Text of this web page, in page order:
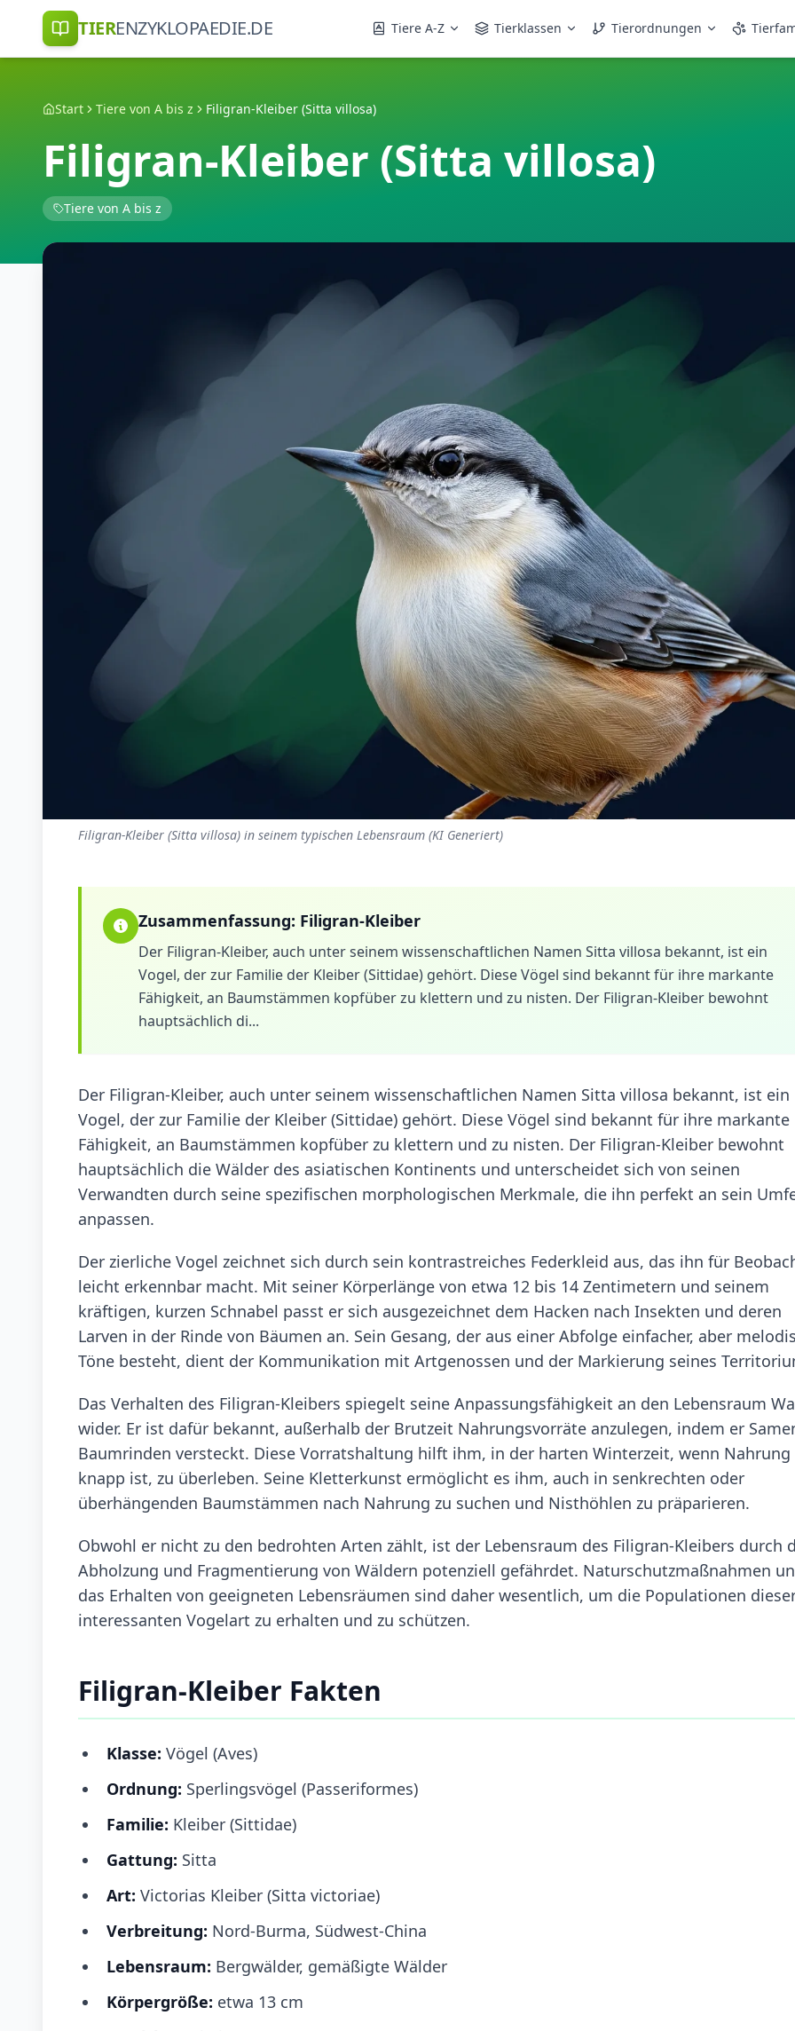
TIERENZYKLOPAEDIE.DE Tiere A-Z Tierklassen Tierordnungen
Start Tiere von A bis z Filigran-Kleiber (Sitta villosa)
Filigran-Kleiber (Sitta villosa)
Tiere von A bis z
Filigran-Kleiber (Sitta villosa) in seinem typischen Lebensraum (KI Generiert)
Zusammenfassung: Filigran-Kleiber
Der Filigran-Kleiber, auch unter seinem wissenschaftlichen Namen Sitta villosa bekannt, ist ein
Vogel, der zur Familie der Kleiber (Sittidae) gehört. Diese Vögel sind bekannt für ihre markante
Fähigkeit, an Baumstämmen kopfüber zu klettern und zu nisten. Der Filigran-Kleiber bewohnt
hauptsächlich di...
Der Filigran-Kleiber, auch unter seinem wissenschaftlichen Namen Sitta villosa bekannt, ist ein
Vogel, der zur Familie der Kleiber (Sittidae) gehört. Diese Vögel sind bekannt für ihre markante
Fähigkeit, an Baumstämmen kopfüber zu klettern und zu nisten. Der Filigran-Kleiber bewohnt
hauptsächlich die Wälder des asiatischen Kontinents und unterscheidet sich von seinen
Verwandten durch seine spezifischen morphologischen Merkmale, die ihn perfekt an sein
anpassen.
Der zierliche Vogel zeichnet sich durch sein kontrastreiches Federkleid aus, das ihn für
leicht erkennbar macht. Mit seiner Körperlänge von etwa 12 bis 14 Zentimetern und seinem
kräftigen, kurzen Schnabel passt er sich ausgezeichnet dem Hacken nach Insekten und deren
Larven in der Rinde von Bäumen an. Sein Gesang, der aus einer Abfolge einfacher, aber
Töne besteht, dient der Kommunikation mit Artgenossen und der Markierung seines
Das Verhalten des Filigran-Kleibers spiegelt seine Anpassungsfähigkeit an den Lebensraum
wider. Er ist dafür bekannt, außerhalb der Brutzeit Nahrungsvorräte anzulegen, indem er
Baumrinden versteckt. Diese Vorratshaltung hilft ihm, in der harten Winterzeit, wenn Nahrung
knapp ist, zu überleben. Seine Kletterkunst ermöglicht es ihm, auch in senkrechten oder
überhängenden Baumstämmen nach Nahrung zu suchen und Nisthöhlen zu präparieren.
Obwohl er nicht zu den bedrohten Arten zählt, ist der Lebensraum des Filigran-Kleibers durch
Abholzung und Fragmentierung von Wäldern potenziell gefährdet. Naturschutzmaßnahmen
das Erhalten von geeigneten Lebensräumen sind daher wesentlich, um die Populationen
interessanten Vogelart zu erhalten und zu schützen.
Filigran-Kleiber Fakten
Klasse: Vögel (Aves)
Ordnung: Sperlingsvögel (Passeriformes)
Familie: Kleiber (Sittidae)
Gattung: Sitta
Art: Victorias Kleiber (Sitta victoriae)
Verbreitung: Nord-Burma, Südwest-China
Lebensraum: Bergwälder, gemäßigte Wälder
Körpergröße: etwa 13 cm